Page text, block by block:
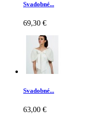
Svadobné...
69,30 €
Svadobné...
63,00 €